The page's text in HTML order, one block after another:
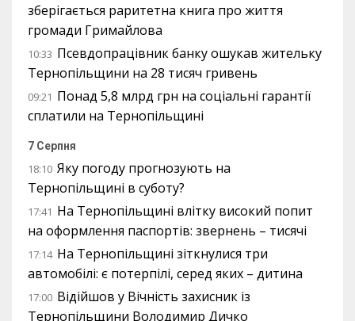
зберігається раритетна книга про життя
громади Гримайлова
10:33 Псевдопрацівник банку ошукав жительку
Тернопільщини на 28 тисяч гривень
09:21 Понад 5,8 млрд грн на соціальні гарантії
сплатили на Тернопільщині
7 Серпня
18:10 Яку погоду прогнозують на
Тернопільщині в суботу?
17:41 На Тернопільщині влітку високий попит
на оформлення паспортів: звернень – тисячі
17:14 На Тернопільщині зіткнулися три
автомобілі: є потерпілі, серед яких – дитина
17:00 Відійшов у Вічність захисник із
Тернопільщини Володимир Дичко